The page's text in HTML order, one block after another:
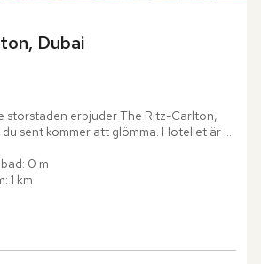
Dubai
storstaden erbjuder The Ritz-Carlton,
sent kommer att glömma. Hotellet är
och ger dig tillgång till shopping,...
0 m
1 km